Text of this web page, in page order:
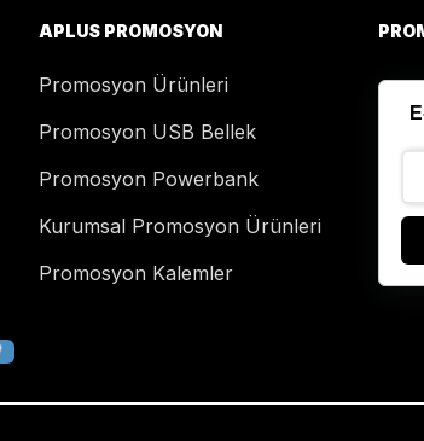
APLUS PROMOSYON
Promosyon Ürünleri
Promosyon USB Bellek
Promosyon Powerbank
Kurumsal Promosyon Ürünleri
Promosyon Kalemler